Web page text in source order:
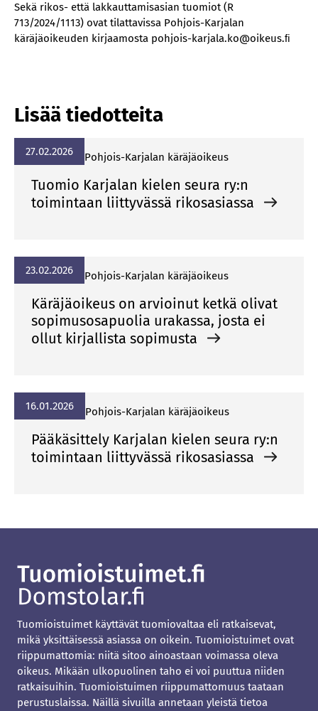
Sekä rikos- että lakkauttamisasian tuomiot (R
713/2024/1113) ovat tilattavissa Pohjois-Karjalan
käräjäoikeuden kirjaamosta pohjois-karjala.ko@oikeus.ﬁ
Lisää tiedotteita
27.02.2026 Poh­jois-Kar­ja­lan kä­rä­jä­oi­keus
Tuomio Karjalan kielen seura ry:n
toimintaan liittyvässä rikosasiassa
23.02.2026 Poh­jois-Kar­ja­lan kä­rä­jä­oi­keus
Käräjäoikeus on arvioinut ketkä olivat
sopimusosapuolia urakassa, josta ei
ollut kirjallista sopimusta
16.01.2026 Poh­jois-Kar­ja­lan kä­rä­jä­oi­keus
Pääkäsittely Karjalan kielen seura ry:n
toimintaan liittyvässä rikosasiassa
Tuomioistuimet käyttävät tuomiovaltaa eli ratkaisevat,
mikä yksittäisessä asiassa on oikein. Tuomioistuimet ovat
riippumattomia: niitä sitoo ainoastaan voimassa oleva
oikeus. Mikään ulkopuolinen taho ei voi puuttua niiden
ratkaisuihin. Tuomioistuimen riippumattomuus taataan
perustuslaissa. Näillä sivuilla annetaan yleistä tietoa